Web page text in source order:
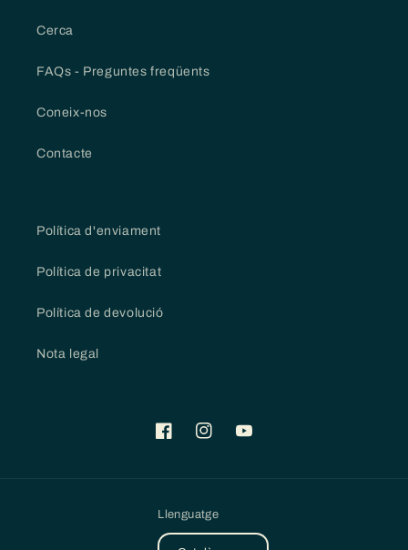
Cerca
FAQs - Preguntes freqüents
Coneix-nos
Contacte
Política d'enviament
Política de privacitat
Política de devolució
Nota legal
FacebookInstagramYouTube
Llenguatge